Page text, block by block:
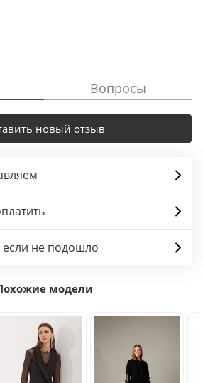
Вопросы
новый отзыв
если не подошло
модели